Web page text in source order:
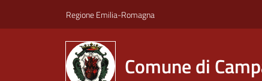
Regione Emilia-Romagna
Comune di